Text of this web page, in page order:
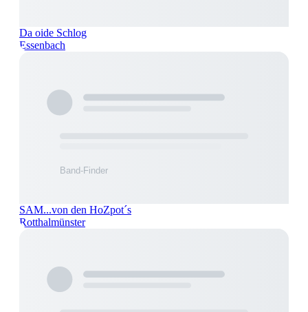
Da oide Schlog
Essenbach
SAM...von den HoZpot´s
Rotthalmünster